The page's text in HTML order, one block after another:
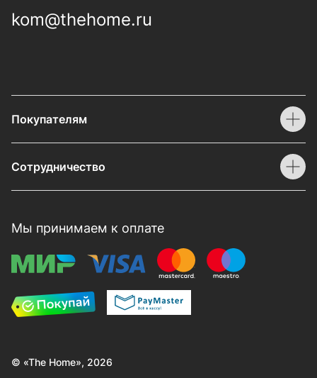
kom@thehome.ru
Покупателям
Сотрудничество
Мы принимаем к оплате
© «The Home», 2026